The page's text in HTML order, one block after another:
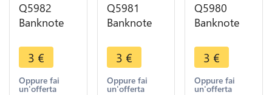
Q5982
Banknote
Dollar Bird
1976 ->
Make offer
3 €
Oppure fai
un'offerta
Q5981
Banknote
Dollar Bird
1976 ->
Make offer
3 €
Oppure fai
un'offerta
Q5980
Banknote
Dollar Bird
1976 ->
Make offer
3 €
Oppure fai
un'offerta